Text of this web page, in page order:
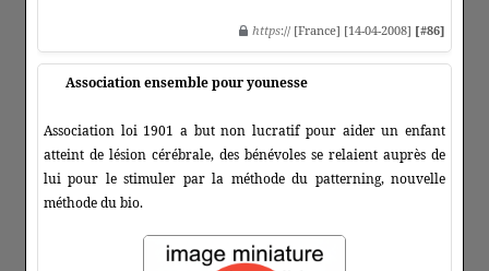
https:// [France] [14-04-2008] [#86]
Association ensemble pour younesse
Association loi 1901 a but non lucratif pour aider un enfant
atteint de lésion cérébrale, des bénévoles se relaient auprès de
lui pour le stimuler par la méthode du patterning, nouvelle
méthode du bio.